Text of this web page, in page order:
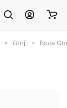
Gorji Вода